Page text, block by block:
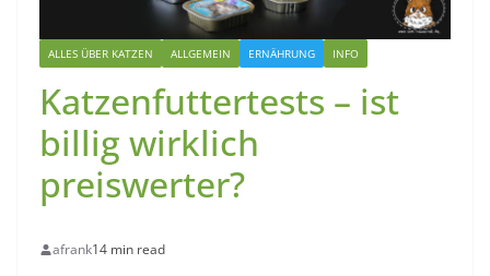
ALLES ÜBER KATZEN ALLGEMEIN ERNÄHRUNG INFO
Katzenfuttertests – ist
billig wirklich
preiswerter?
afrank14 min read